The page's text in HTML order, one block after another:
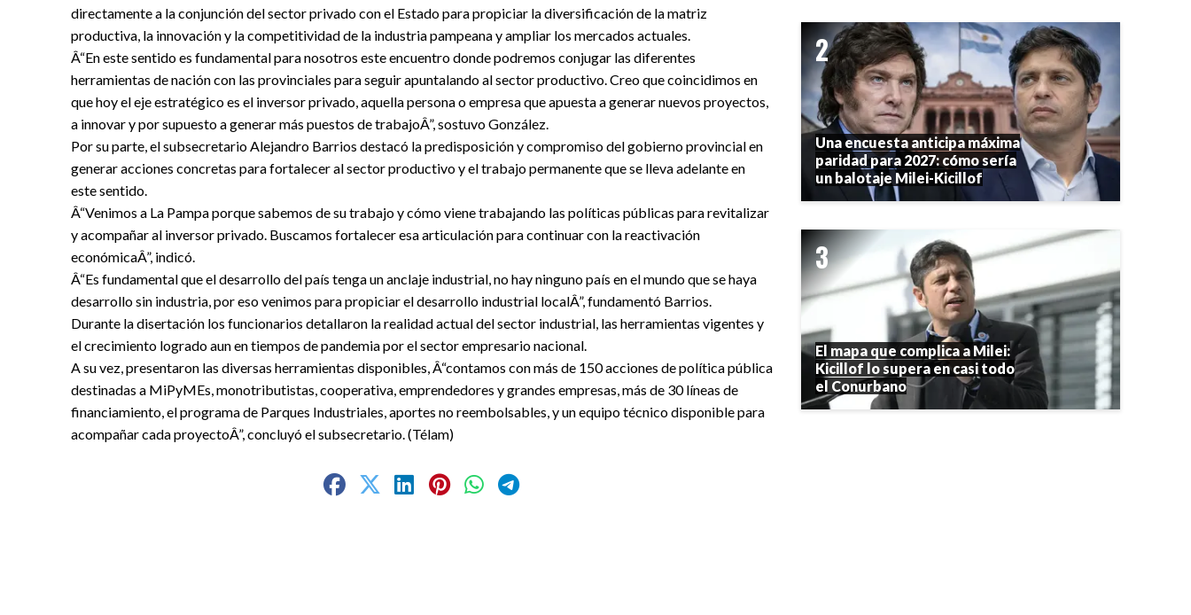
directamente a la conjunción del sector privado con el Estado para propiciar la diversificación de la matriz
productiva, la innovación y la competitividad de la industria pampeana y ampliar los mercados actuales.
Â“En este sentido es fundamental para nosotros este encuentro donde podremos conjugar las diferentes
herramientas de nación con las provinciales para seguir apuntalando al sector productivo. Creo que coincidimos en
que hoy el eje estratégico es el inversor privado, aquella persona o empresa que apuesta a generar nuevos proyectos,
a innovar y por supuesto a generar más puestos de trabajoÂ”, sostuvo González.
Por su parte, el subsecretario Alejandro Barrios destacó la predisposición y compromiso del gobierno provincial en
generar acciones concretas para fortalecer al sector productivo y el trabajo permanente que se lleva adelante en
este sentido.
Â“Venimos a La Pampa porque sabemos de su trabajo y cómo viene trabajando las políticas públicas para revitalizar
y acompañar al inversor privado. Buscamos fortalecer esa articulación para continuar con la reactivación
económicaÂ”, indicó.
Â“Es fundamental que el desarrollo del país tenga un anclaje industrial, no hay ninguno país en el mundo que se haya
desarrollo sin industria, por eso venimos para propiciar el desarrollo industrial localÂ”, fundamentó Barrios.
Durante la disertación los funcionarios detallaron la realidad actual del sector industrial, las herramientas vigentes y
el crecimiento logrado aun en tiempos de pandemia por el sector empresario nacional.
A su vez, presentaron las diversas herramientas disponibles, Â“contamos con más de 150 acciones de política pública
destinadas a MiPyMEs, monotributistas, cooperativa, emprendedores y grandes empresas, más de 30 líneas de
financiamiento, el programa de Parques Industriales, aportes no reembolsables, y un equipo técnico disponible para
acompañar cada proyectoÂ”, concluyó el subsecretario. (Télam)
Una encuesta anticipa máxima
paridad para 2027: cómo sería
un balotaje Milei-Kicillof
El mapa que complica a Milei:
Kicillof lo supera en casi todo
el Conurbano